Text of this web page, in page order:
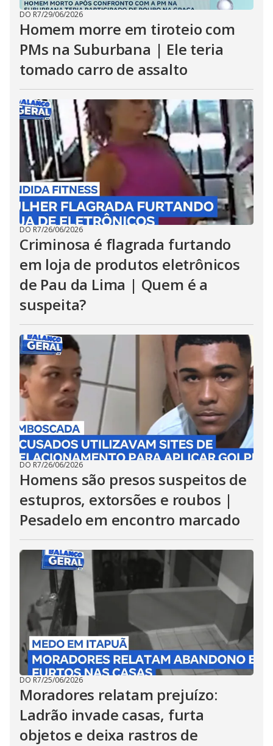
DO R7/29/06/2026
Homem morre em tiroteio com
PMs na Suburbana | Ele teria
tomado carro de assalto
DO R7/26/06/2026
Criminosa é flagrada furtando
em loja de produtos eletrônicos
de Pau da Lima | Quem é a
suspeita?
DO R7/26/06/2026
Homens são presos suspeitos de
estupros, extorsões e roubos |
Pesadelo em encontro marcado
DO R7/25/06/2026
Moradores relatam prejuízo:
Ladrão invade casas, furta
objetos e deixa rastros de